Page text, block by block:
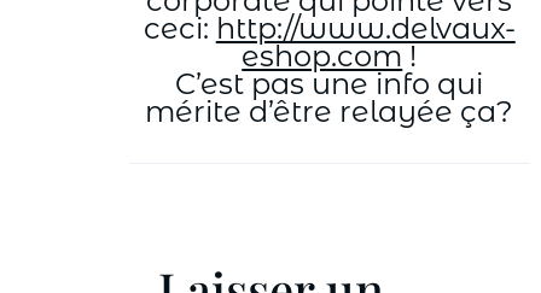
ceci: http://www.delvaux-
eshop.com !
C’est pas une info qui
mérite d’être relayée ça?